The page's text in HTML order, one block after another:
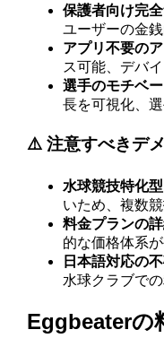
保護者向け完
ユーザーの金
アプリ不要の
ス可能、デバ
選手のモチベ
長を可視化、
⚠️ 注意すべきデ
水球競技特化型
いため、複数
料金プランの
的な価格体系
日本語対応の
水球クラブで
Eggbeaterの